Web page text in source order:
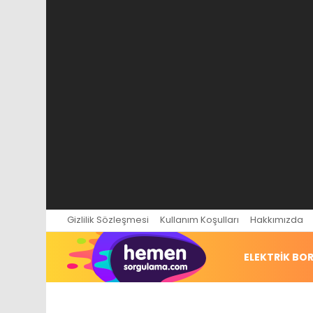
Gizlilik Sözleşmesi Kullanım Koşulları Hakkımızda
ELEKTRIK